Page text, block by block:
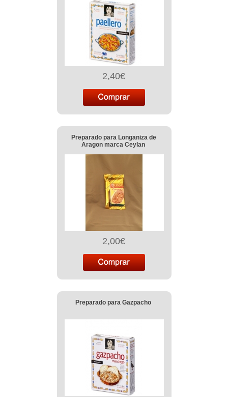
2,40€
Preparado para Longaniza de
Aragon marca Ceylan
2,00€
Preparado para Gazpacho